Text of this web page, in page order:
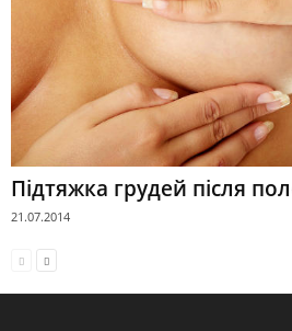
Підтяжка грудей після
21.07.2014